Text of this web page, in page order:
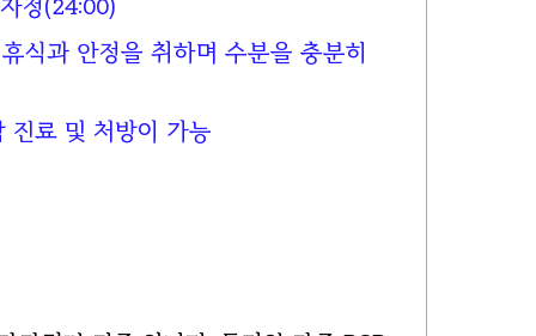
정(24:00)
식과 안정을 취하며 수분을 충분히
진료 및 처방이 가능